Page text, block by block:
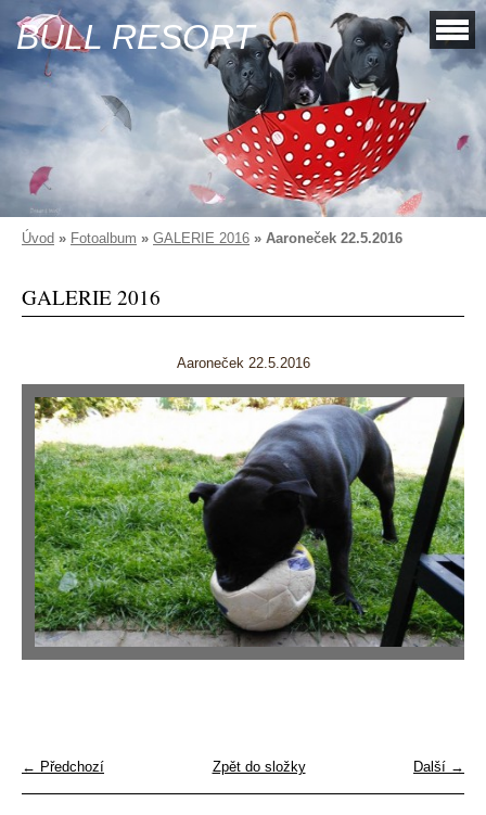
BULL RESORT
Úvod » Fotoalbum » GALERIE 2016 » Aaroneček 22.5.2016
GALERIE 2016
Aaroneček 22.5.2016
← Předchozí Další →
Zpět do složky